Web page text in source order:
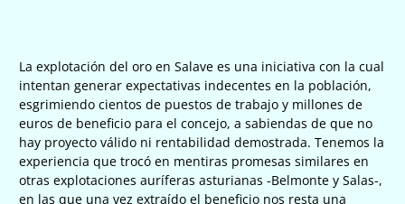
La explotación del oro en Salave es una iniciativa con la cual
intentan generar expectativas indecentes en la población,
esgrimiendo cientos de puestos de trabajo y millones de
euros de beneficio para el concejo, a sabiendas de que no
hay proyecto válido ni rentabilidad demostrada. Tenemos la
experiencia que trocó en mentiras promesas similares en
otras explotaciones auríferas asturianas -Belmonte y Salas-,
en las que una vez extraído el beneficio nos resta una